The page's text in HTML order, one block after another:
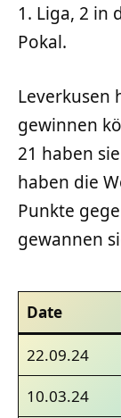
1. Liga, 2 in
Pokal.
Leverkusen
gewinnen
21 haben
haben die
Punkte
gewannen
Date
22.09.24
10.03.24